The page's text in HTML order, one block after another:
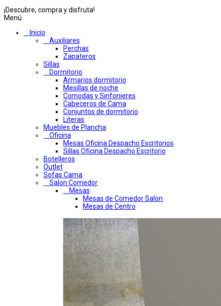
¡Descubre, compra y disfruta!
Menú
Inicio
Auxiliares
Perchas
Zapateros
Sillas
Dormitorio
Armarios dormitorio
Mesillas de noche
Comodas y Sinfonieres
Cabeceros de Cama
Conjuntos de dormitorio
Literas
Muebles de Plancha
Oficina
Mesas Oficina Despacho Escritorios
Sillas Oficina Despacho Escritorio
Botelleros
Outlet
Sofas Cama
Salon Comedor
Mesas
Mesas de Comedor Salon
Mesas de Centro